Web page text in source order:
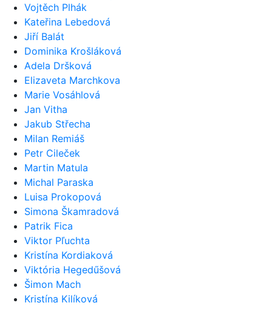
Vojtěch Plhák
Kateřina Lebedová
Jiří Balát
Dominika Krošláková
Adela Dršková
Elizaveta Marchkova
Marie Vosáhlová
Jan Vitha
Jakub Střecha
Milan Remiáš
Petr Cileček
Martin Matula
Michal Paraska
Luisa Prokopová
Simona Škamradová
Patrik Fica
Viktor Pľuchta
Kristína Kordiaková
Viktória Hegedűšová
Šimon Mach
Kristína Kilíková